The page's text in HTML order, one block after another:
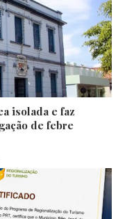
isolada e faz
de febre